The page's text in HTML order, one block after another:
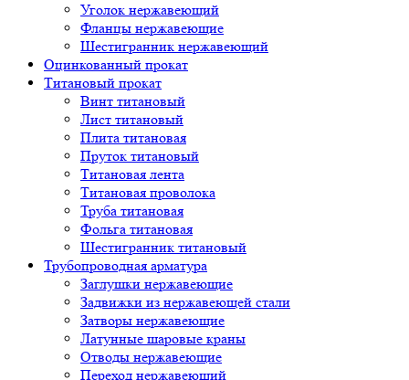
Уголок нержавеющий
Фланцы нержавеющие
Шестигранник нержавеющий
Оцинкованный прокат
Титановый прокат
Винт титановый
Лист титановый
Плита титановая
Пруток титановый
Титановая лента
Титановая проволока
Труба титановая
Фольга титановая
Шестигранник титановый
Трубопроводная арматура
Заглушки нержавеющие
Задвижки из нержавеющей стали
Затворы нержавеющие
Латунные шаровые краны
Отводы нержавеющие
Переход нержавеющий